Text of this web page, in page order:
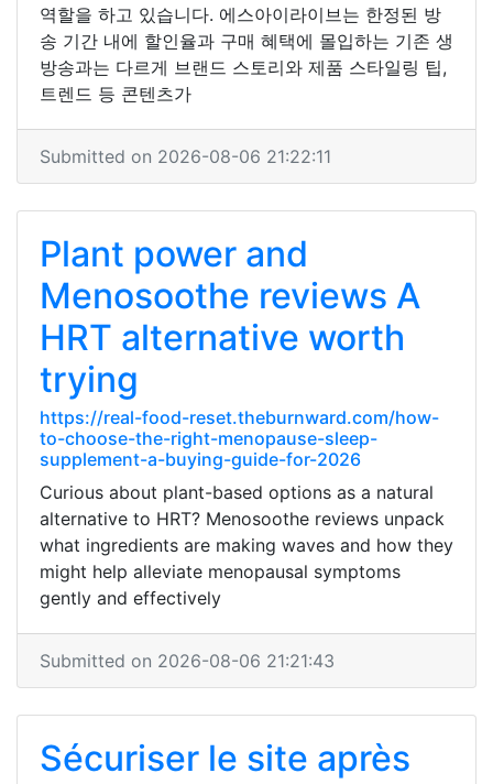
역할을 하고 있습니다. 에스아이라이브는 한정된 방
송 기간 내에 할인율과 구매 혜택에 몰입하는 기존 생
방송과는 다르게 브랜드 스토리와 제품 스타일링 팁,
트렌드 등 콘텐츠가
Submitted on 2026-08-06 21:22:11
Plant power and
Menosoothe reviews A
HRT alternative worth
trying
https://real-food-reset.theburnward.com/how-
to-choose-the-right-menopause-sleep-
supplement-a-buying-guide-for-2026
Curious about plant-based options as a natural
alternative to HRT? Menosoothe reviews unpack
what ingredients are making waves and how they
might help alleviate menopausal symptoms
gently and effectively
Submitted on 2026-08-06 21:21:43
Sécuriser le site après